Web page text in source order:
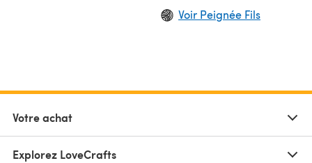
Voir Peignée Fils
Votre achat
Explorez LoveCrafts